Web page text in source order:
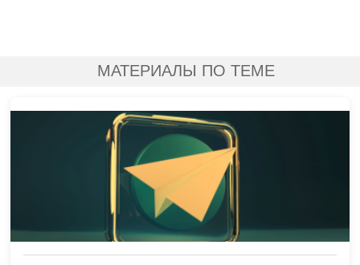
МАТЕРИАЛЫ ПО ТЕМЕ